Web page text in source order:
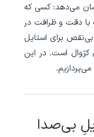
می‌دهد: کسی که
با دقت و ظرافت در
بی‌نقص برای استایل
کژوال است. در این
بی‌صدا